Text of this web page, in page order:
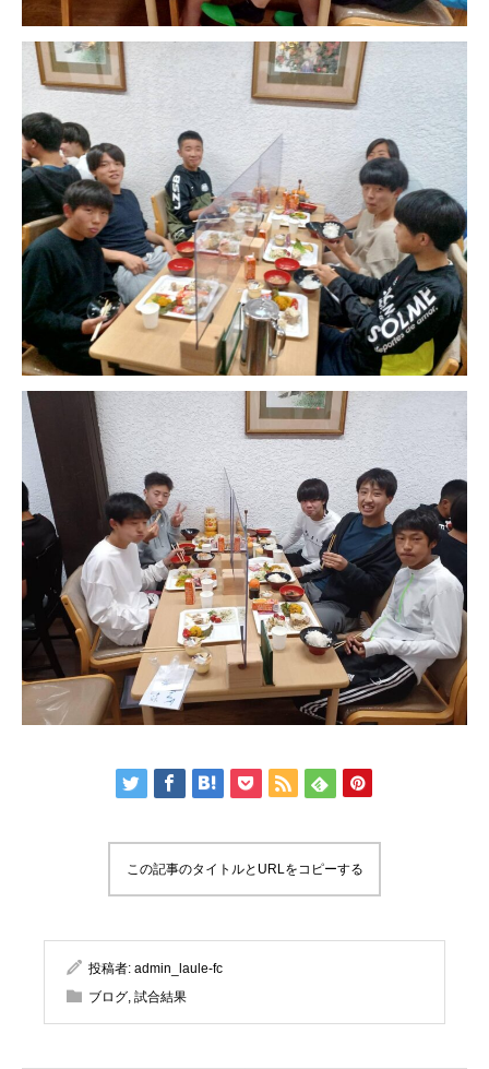
この記事のタイトルとURLをコピーする
投稿者: admin_laule-fc
ブログ, 試合結果